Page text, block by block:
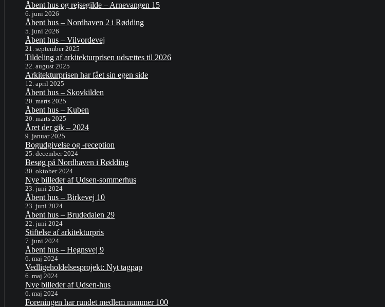
Åbent hus og rejsegilde – Arnevangen 15
6. juni 2026
Åbent hus – Nordhaven 2 i Rødding
5. juni 2026
Åbent hus – Vilvordevej
21. september 2025
Tildeling af arkitekturprisen udsættes til 2026
22. august 2025
Arkitekturprisen har fået sin egen side
12. april 2025
Åbent hus – Skovkilden
20. marts 2025
Åbent hus – Kuben
20. marts 2025
Året der gik – 2024
9. januar 2025
Bogudgivelse og -reception
25. december 2024
Besøg på Nordhaven i Rødding
30. oktober 2024
Nye billeder af Udsen-sommerhus
23. juni 2024
Åbent hus – Birkevej 10
23. juni 2024
Åbent hus – Brudedalen 29
22. juni 2024
Stiftelse af arkitekturpris
7. juni 2024
Åbent hus – Hegnsvej 9
6. maj 2024
Vedligeholdelsesprojekt: Nyt tagpap
6. maj 2024
Nye billeder af Udsen-hus
6. maj 2024
Foreningen har rundet medlem nummer 100